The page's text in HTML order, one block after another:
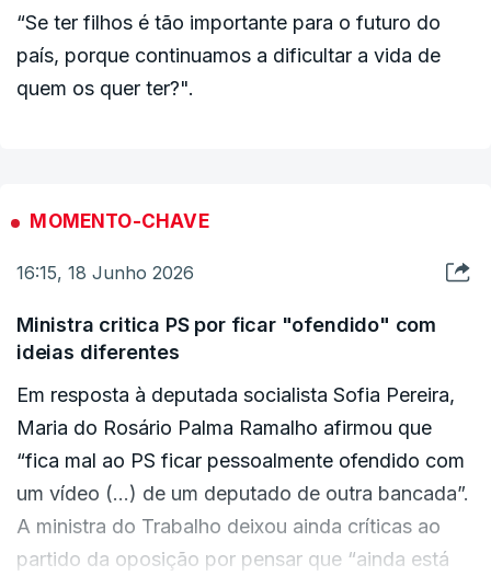
“Se ter filhos é tão importante para o futuro do
país, porque continuamos a dificultar a vida de
quem os quer ter?".
MOMENTO-CHAVE
16:15, 18 Junho 2026
Ministra critica PS por ficar "ofendido" com
ideias diferentes
Em resposta à deputada socialista Sofia Pereira,
Maria do Rosário Palma Ramalho afirmou que
“fica mal ao PS ficar pessoalmente ofendido com
um vídeo (...) de um deputado de outra bancada”.
A ministra do Trabalho deixou ainda críticas ao
partido da oposição por pensar que “ainda está